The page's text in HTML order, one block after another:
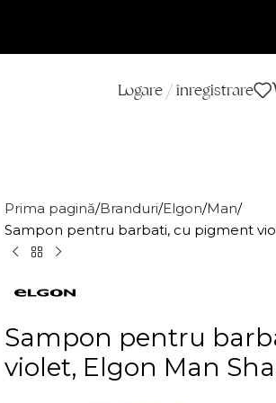
Logare / înregistrare
Prima pagină Branduri Elgon Man
Sampon pentru barbati, cu pigment
Sampon pentru
violet, Elgon Man